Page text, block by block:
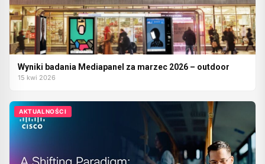
Wyniki badania Mediapanel za marzec 2026 – outdoor
15 kwi 2026
AKTUALNOŚCI